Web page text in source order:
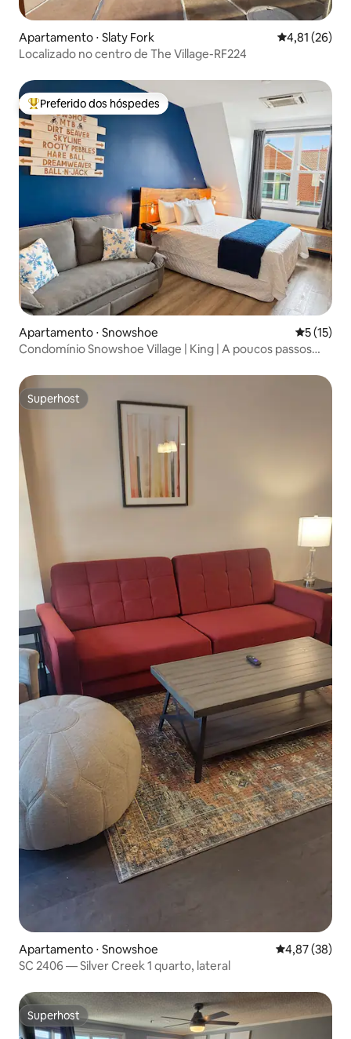
Apartamento ⋅ Slaty Fork 4,81 de uma
4,81 (26)
Localizado no centro de The Village-RF224
Entre os melhores preferidos dos hóspedes
Preferido dos hóspedes
Apartamento ⋅ Snowshoe 5 de uma
5 (15)
Condomínio Snowshoe Village | King | A poucos passos
Superhost
Superhost
Apartamento ⋅ Snowshoe 4,87 de uma
4,87 (38)
SC 2406 — Silver Creek 1 quarto, lateral
Superhost
Superhost